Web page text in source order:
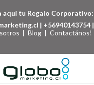
aquí tu Regalo Corporativo:
| +56940143754 |
| Blog | Contactános!